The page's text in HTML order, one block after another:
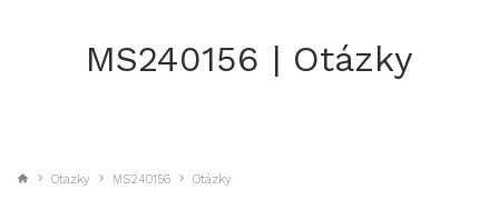
MS240156 | Otázky
Otazky MS240156 Otázky